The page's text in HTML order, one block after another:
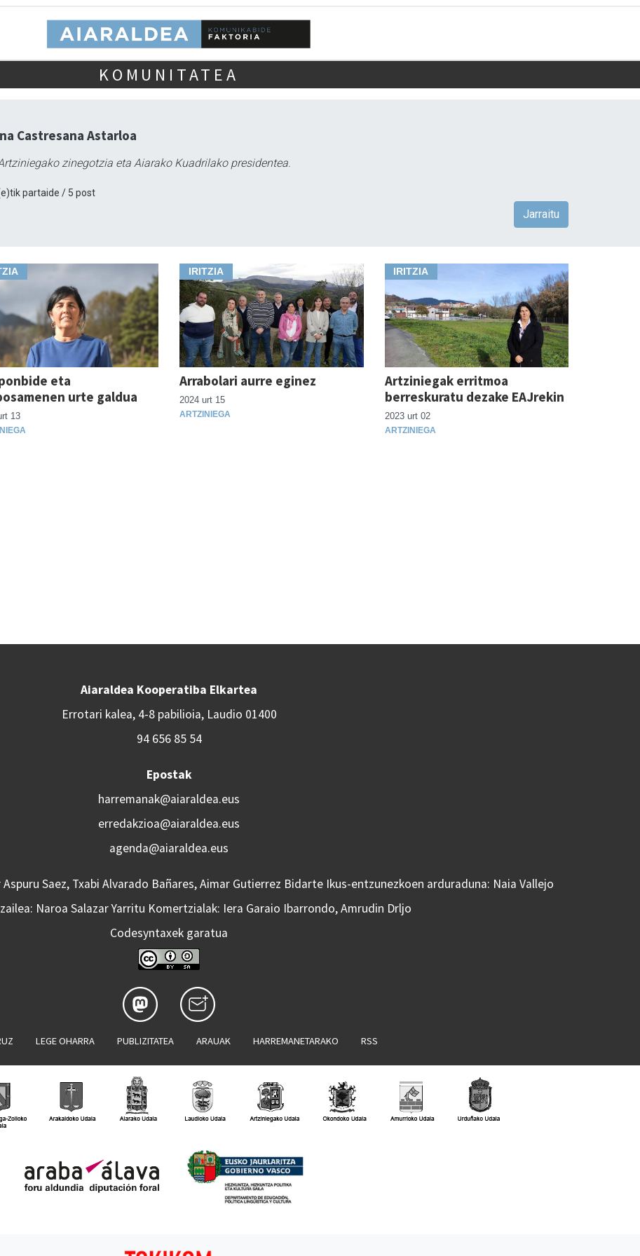
KOMUNITATEA
Castresana Astarloa
zinegotzia eta Aiarako Kuadrilako presidentea.
partaide / 5 post
Jarraitu
eta
urte galdua
13
IRITZIA
Arrabolari aurre eginez
2024 urt 15
ARTZINIEGA
IRITZIA
Artziniegak erritmoa
berreskuratu dezake EAJrekin
2023 urt 02
ARTZINIEGA
Aiaraldea Kooperatiba Elkartea
Errotari kalea, 4-8 pabilioia, Laudio 01400
94 656 85 54
Epostak
harremanak@aiaraldea.eus
erredakzioa@aiaraldea.eus
agenda@aiaraldea.eus
Saez, Txabi Alvarado Bañares, Aimar Gutierrez Bidarte Ikus-entzunezkoen arduraduna: Naia Vallejo
Naroa Salazar Yarritu Komertzialak: Iera Garaio Ibarrondo, Amrudin Drljo
Codesyntaxek garatua
LEGE OHARRA PUBLIZITATEA ARAUAK HARREMANETARAKO RSS